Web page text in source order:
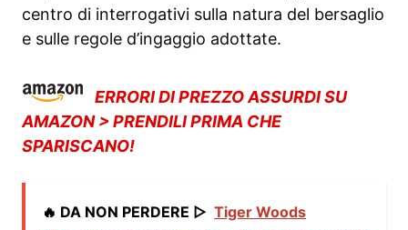
centro di interrogativi sulla natura del bersaglio
e sulle regole d’ingaggio adottate.
ERRORI DI PREZZO ASSURDI SU
AMAZON > PRENDILI PRIMA CHE
SPARISCANO!
🔥 DA NON PERDERE ▷ Tiger Woods